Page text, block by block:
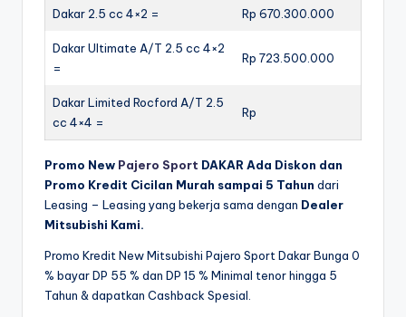
Dakar 2.5 cc 4×2 = Rp 670.300.000
Dakar Ultimate A/T 2.5 cc 4×2
=
Rp 723.500.000
Dakar Limited Rocford A/T 2.5
cc 4×4 =
Rp
Promo New Pajero Sport DAKAR Ada Diskon dan
Promo Kredit Cicilan Murah sampai 5 Tahun dari
Leasing – Leasing yang bekerja sama dengan Dealer
Mitsubishi Kami.
Promo Kredit New Mitsubishi Pajero Sport Dakar Bunga 0
% bayar DP 55 % dan DP 15 % Minimal tenor hingga 5
Tahun & dapatkan Cashback Spesial.